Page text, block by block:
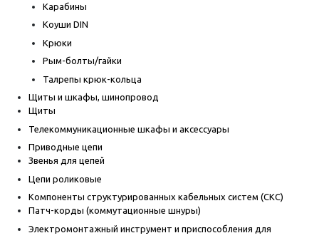
Карабины
Коуши DIN
Крюки
Рым-болты/гайки
Талрепы крюк-кольца
Щиты и шкафы, шинопровод
Щиты
Телекоммуникационные шкафы и аксессуары
Приводные цепи
Звенья для цепей
Цепи роликовые
Компоненты структурированных кабельных систем (СКС)
Патч-корды (коммутационные шнуры)
Электромонтажный инструмент и приспособления для